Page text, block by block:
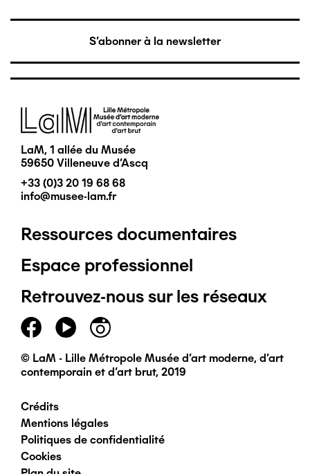
S'abonner à la newsletter
Image
LaM, 1 allée du Musée
59650 Villeneuve d'Ascq
+33 (0)3 20 19 68 68
info@musee-lam.fr
Pied
de
page
principal
Ressources documentaires
Espace professionnel
Retrouvez-nous sur les réseaux
© LaM - Lille Métropole Musée d'art moderne, d'art
contemporain et d'art brut, 2019
Pied
de
Crédits
Mentions légales
Politiques de confidentialité
Cookies